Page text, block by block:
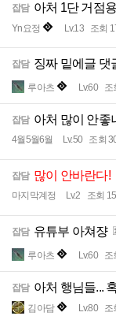
잡담 아처 1단 거점
Yn요정 Lv.13 조회
잡담 징짜 밑에글 댓
루아츠 Lv.60 조
잡담 아처 많이 안좋
4월5월6월 Lv.50 조회
잡담 많이 안바란다!
마지막계정 Lv.2 조회
잡담 유튜부 아쳐쟝
루아츠 Lv.60 조
잡담 아처 행님들...
김아담 Lv.80 조